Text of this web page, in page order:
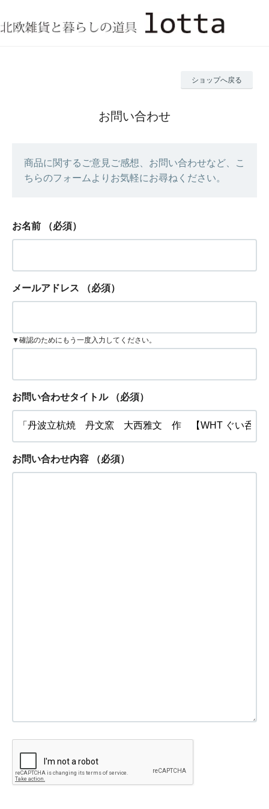
ショップへ戻る
お問い合わせ
商品に関するご意見ご感想、お問い合わせなど、こ
ちらのフォームよりお気軽にお尋ねください。
お名前 （必須）
メールアドレス （必須）
▼確認のためにもう一度入力してください。
お問い合わせタイトル （必須）
お問い合わせ内容 （必須）